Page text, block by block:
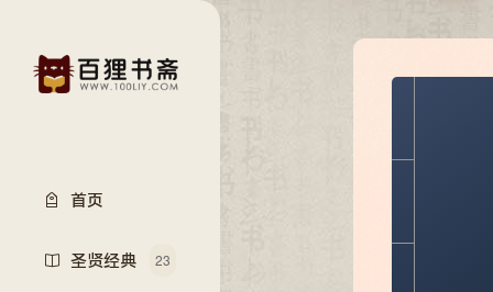
首页
圣贤经典 23